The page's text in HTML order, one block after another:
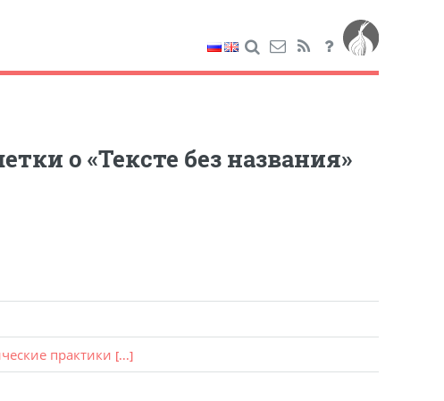
о «Тексте без названия»
практики [...]